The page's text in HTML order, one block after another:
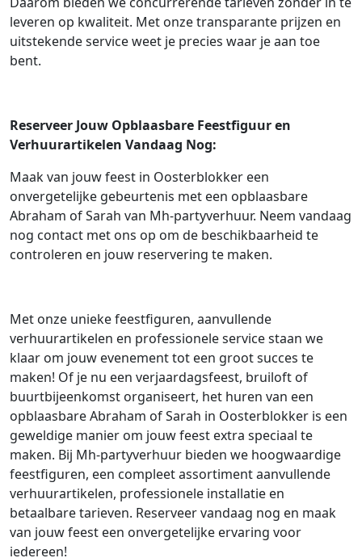
leveren op kwaliteit. Met onze transparante prijzen en
uitstekende service weet je precies waar je aan toe
bent.
Reserveer Jouw Opblaasbare Feestfiguur en
Verhuurartikelen Vandaag Nog:
Maak van jouw feest in Oosterblokker een
onvergetelijke gebeurtenis met een opblaasbare
Abraham of Sarah van Mh-partyverhuur. Neem vandaag
nog contact met ons op om de beschikbaarheid te
controleren en jouw reservering te maken.
Met onze unieke feestfiguren, aanvullende
verhuurartikelen en professionele service staan we
klaar om jouw evenement tot een groot succes te
maken! Of je nu een verjaardagsfeest, bruiloft of
buurtbijeenkomst organiseert, het huren van een
opblaasbare Abraham of Sarah in Oosterblokker is een
geweldige manier om jouw feest extra speciaal te
maken. Bij Mh-partyverhuur bieden we hoogwaardige
feestfiguren, een compleet assortiment aanvullende
verhuurartikelen, professionele installatie en
betaalbare tarieven. Reserveer vandaag nog en maak
van jouw feest een onvergetelijke ervaring voor
iedereen!